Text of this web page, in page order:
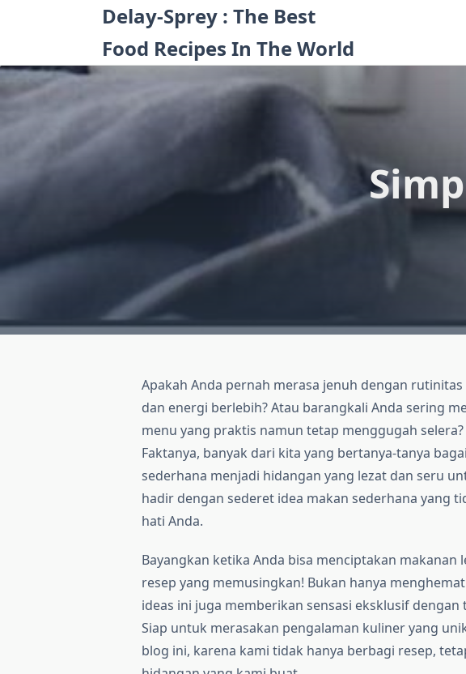
Delay-Sprey : The Best
Food Recipes In The World
Apakah Anda pernah merasa jenuh dengan
dan energi berlebih? Atau barangkali Anda sering
menu yang praktis namun tetap menggugah
Faktanya, banyak dari kita yang bertanya-tanya
sederhana menjadi hidangan yang lezat dan seru
hadir dengan sederet idea makan sederhana yang
hati Anda.
Bayangkan ketika Anda bisa menciptakan
resep yang memusingkan! Bukan hanya
ideas ini juga memberikan sensasi eksklusif
Siap untuk merasakan pengalaman kuliner yang
blog ini, karena kami tidak hanya berbagi resep,